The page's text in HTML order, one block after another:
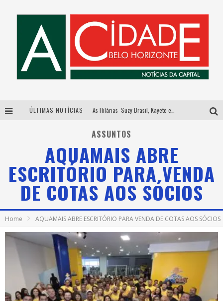
ÚLTIMAS NOTÍCIAS
Esplanada fica pequena e CÊ TÁ DOIDO FESTIVAL anuncia mudança para o gramado do Mineirão
Hot Wheels Monster Trucks Live™ confirma Belo Horizonte na turnê América do Sul 2027
ASSUNTOS
AQUAMAIS ABRE
ESCRITÓRIO PARA VENDA
DE COTAS AOS SÓCIOS
Home AQUAMAIS ABRE ESCRITÓRIO PARA VENDA DE COTAS AOS SÓCIOS